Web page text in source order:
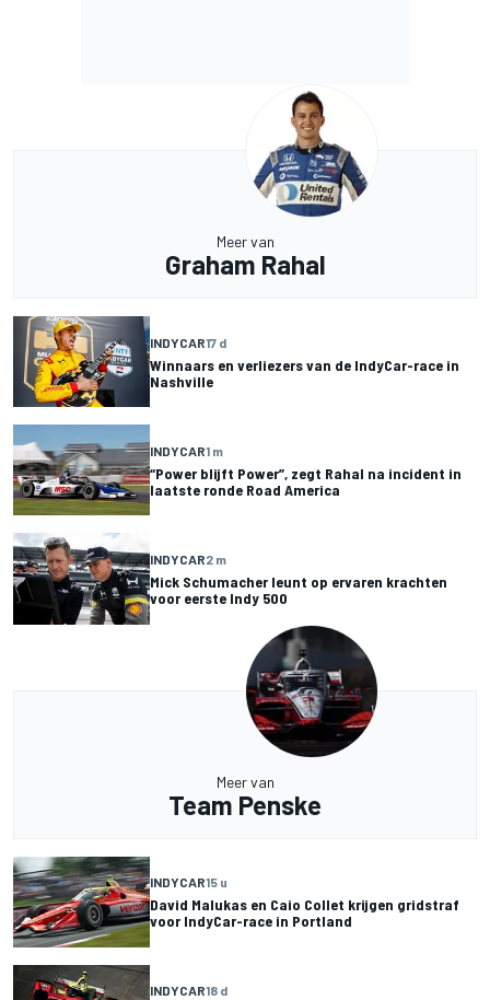
Meer van
Graham Rahal
INDYCAR17 d
Winnaars en verliezers van de IndyCar-race in
Nashville
INDYCAR1 m
“Power blijft Power”, zegt Rahal na incident in
laatste ronde Road America
INDYCAR2 m
Mick Schumacher leunt op ervaren krachten
voor eerste Indy 500
Meer van
Team Penske
INDYCAR15 u
David Malukas en Caio Collet krijgen gridstraf
voor IndyCar-race in Portland
INDYCAR18 d